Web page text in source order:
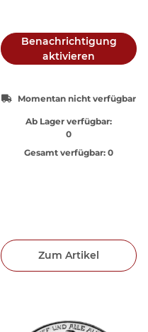
Benachrichtigung
aktivieren
Momentan nicht verfügbar
Ab Lager verfügbar:
0
Gesamt verfügbar: 0
Zum Artikel